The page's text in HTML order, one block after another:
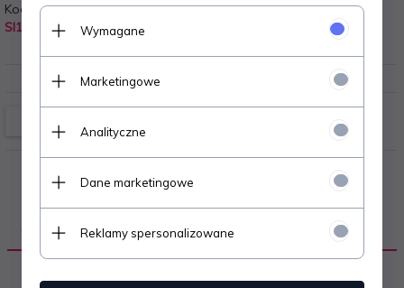
Kod:
SI1
Waga:
OPIS PRODUKTU
Wymagane
Marketingowe
Analityczne
Dane marketingowe
Reklamy spersonalizowane